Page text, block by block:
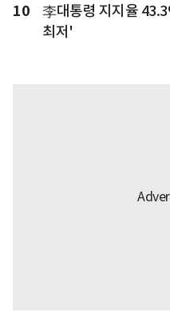
10
李대통령 지지율
최저'